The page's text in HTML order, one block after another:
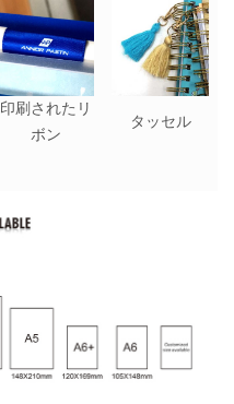
印刷されたリ
ボン
タッセル